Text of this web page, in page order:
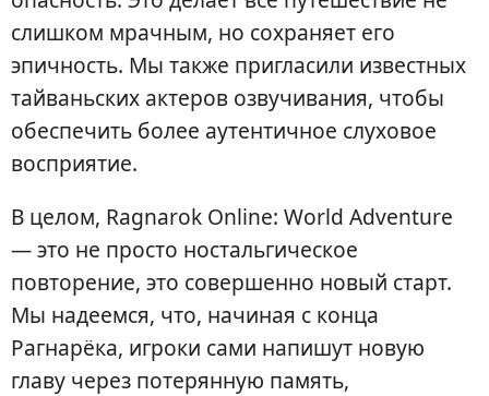
слишком мрачным, но сохраняет его
эпичность. Мы также пригласили известных
тайваньских актеров озвучивания, чтобы
обеспечить более аутентичное слуховое
восприятие.
В целом, Ragnarok Online: World Adventure
— это не просто ностальгическое
повторение, это совершенно новый старт.
Мы надеемся, что, начиная с конца
Рагнарёка, игроки сами напишут новую
главу через потерянную память,